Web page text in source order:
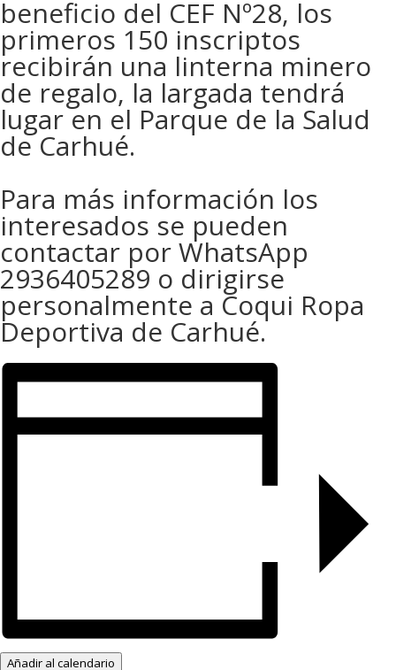
beneficio del CEF Nº28, los
primeros 150 inscriptos
recibirán una linterna minero
de regalo, la largada tendrá
lugar en el Parque de la Salud
de Carhué.
Para más información los
interesados se pueden
contactar por WhatsApp
2936405289 o dirigirse
personalmente a Coqui Ropa
Deportiva de Carhué.
Añadir al calendario